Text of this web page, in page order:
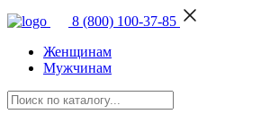
8 (800) 100-37-85
Женщинам
Мужчинам